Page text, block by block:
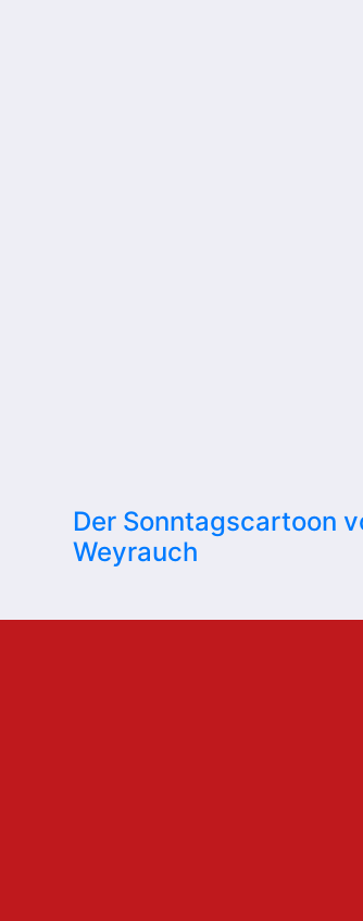
Der Sonntagscartoon
Weyrauch